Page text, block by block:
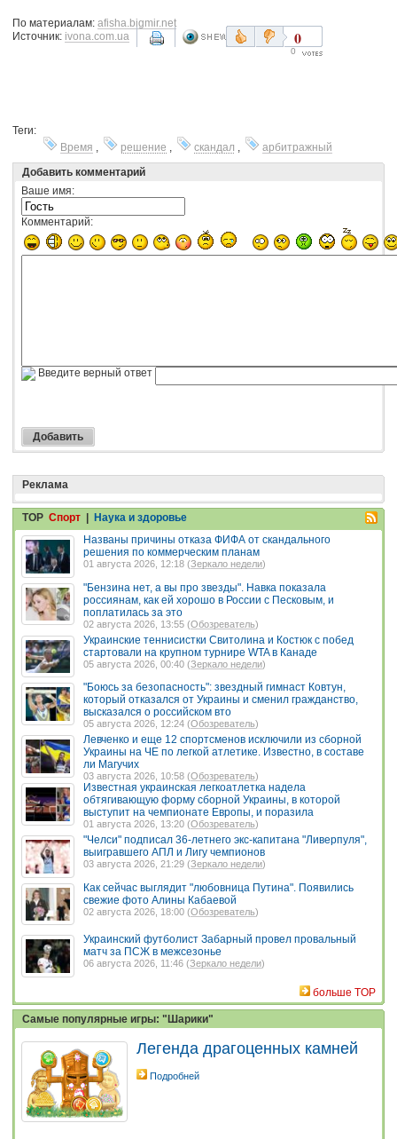
По материалам: afisha.bigmir.net
Источник: ivona.com.ua 0
0
Теги:
Время , решение , скандал ,
арбитражный
Добавить комментарий
Ваше имя:
Комментарий:
Введите верный ответ
Реклама
TOP Спорт
Наука и здоровье
Названы причины отказа ФИФА от скандального
решения по коммерческим планам
01 августа 2026, 12:18 (Зеркало недели)
"Бензина нет, а вы про звезды". Навка показала
россиянам, как ей хорошо в России с Песковым, и
поплатилась за это
02 августа 2026, 13:55 (Обозреватель)
Украинские теннисистки Свитолина и Костюк с побед
стартовали на крупном турнире WTA в Канаде
05 августа 2026, 00:40 (Зеркало недели)
"Боюсь за безопасность": звездный гимнаст Ковтун,
который отказался от Украины и сменил гражданство,
высказался о российском вто
05 августа 2026, 12:24 (Обозреватель)
Левченко и еще 12 спортсменов исключили из сборной
Украины на ЧЕ по легкой атлетике. Известно, в составе
ли Магучих
03 августа 2026, 10:58 (Обозреватель)
Известная украинская легкоатлетка надела
обтягивающую форму сборной Украины, в которой
выступит на чемпионате Европы, и поразила
01 августа 2026, 13:20 (Обозреватель)
"Челси" подписал 36-летнего экс-капитана "Ливерпуля",
выигравшего АПЛ и Лигу чемпионов
03 августа 2026, 21:29 (Зеркало недели)
Как сейчас выглядит "любовница Путина". Появились
свежие фото Алины Кабаевой
02 августа 2026, 18:00 (Обозреватель)
Украинский футболист Забарный провел провальный
матч за ПСЖ в межсезонье
06 августа 2026, 11:46 (Зеркало недели)
больше TOP
Самые популярные игры: "Шарики"
Легенда драгоценных камней
Подробней